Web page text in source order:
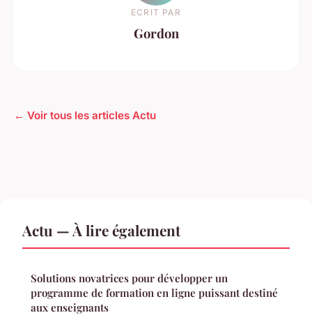
ECRIT PAR
Gordon
← Voir tous les articles Actu
Actu — À lire également
Solutions novatrices pour développer un
programme de formation en ligne puissant destiné
aux enseignants